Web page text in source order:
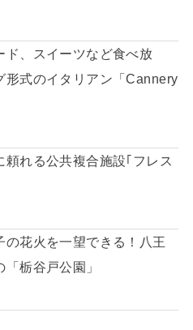
ド、スイーツなど食べ放
形式のイタリアン「Cannery
頼れる公共複合施設｢フレス
の花火を一望できる！八王
栃谷戸公園」